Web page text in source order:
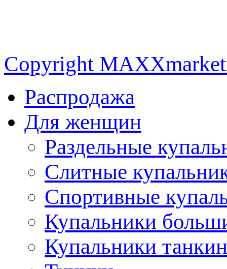
Copyright
Распродажа
Для женщин
Раздельные
Слитные
Спортивные
Купальники
Купальники